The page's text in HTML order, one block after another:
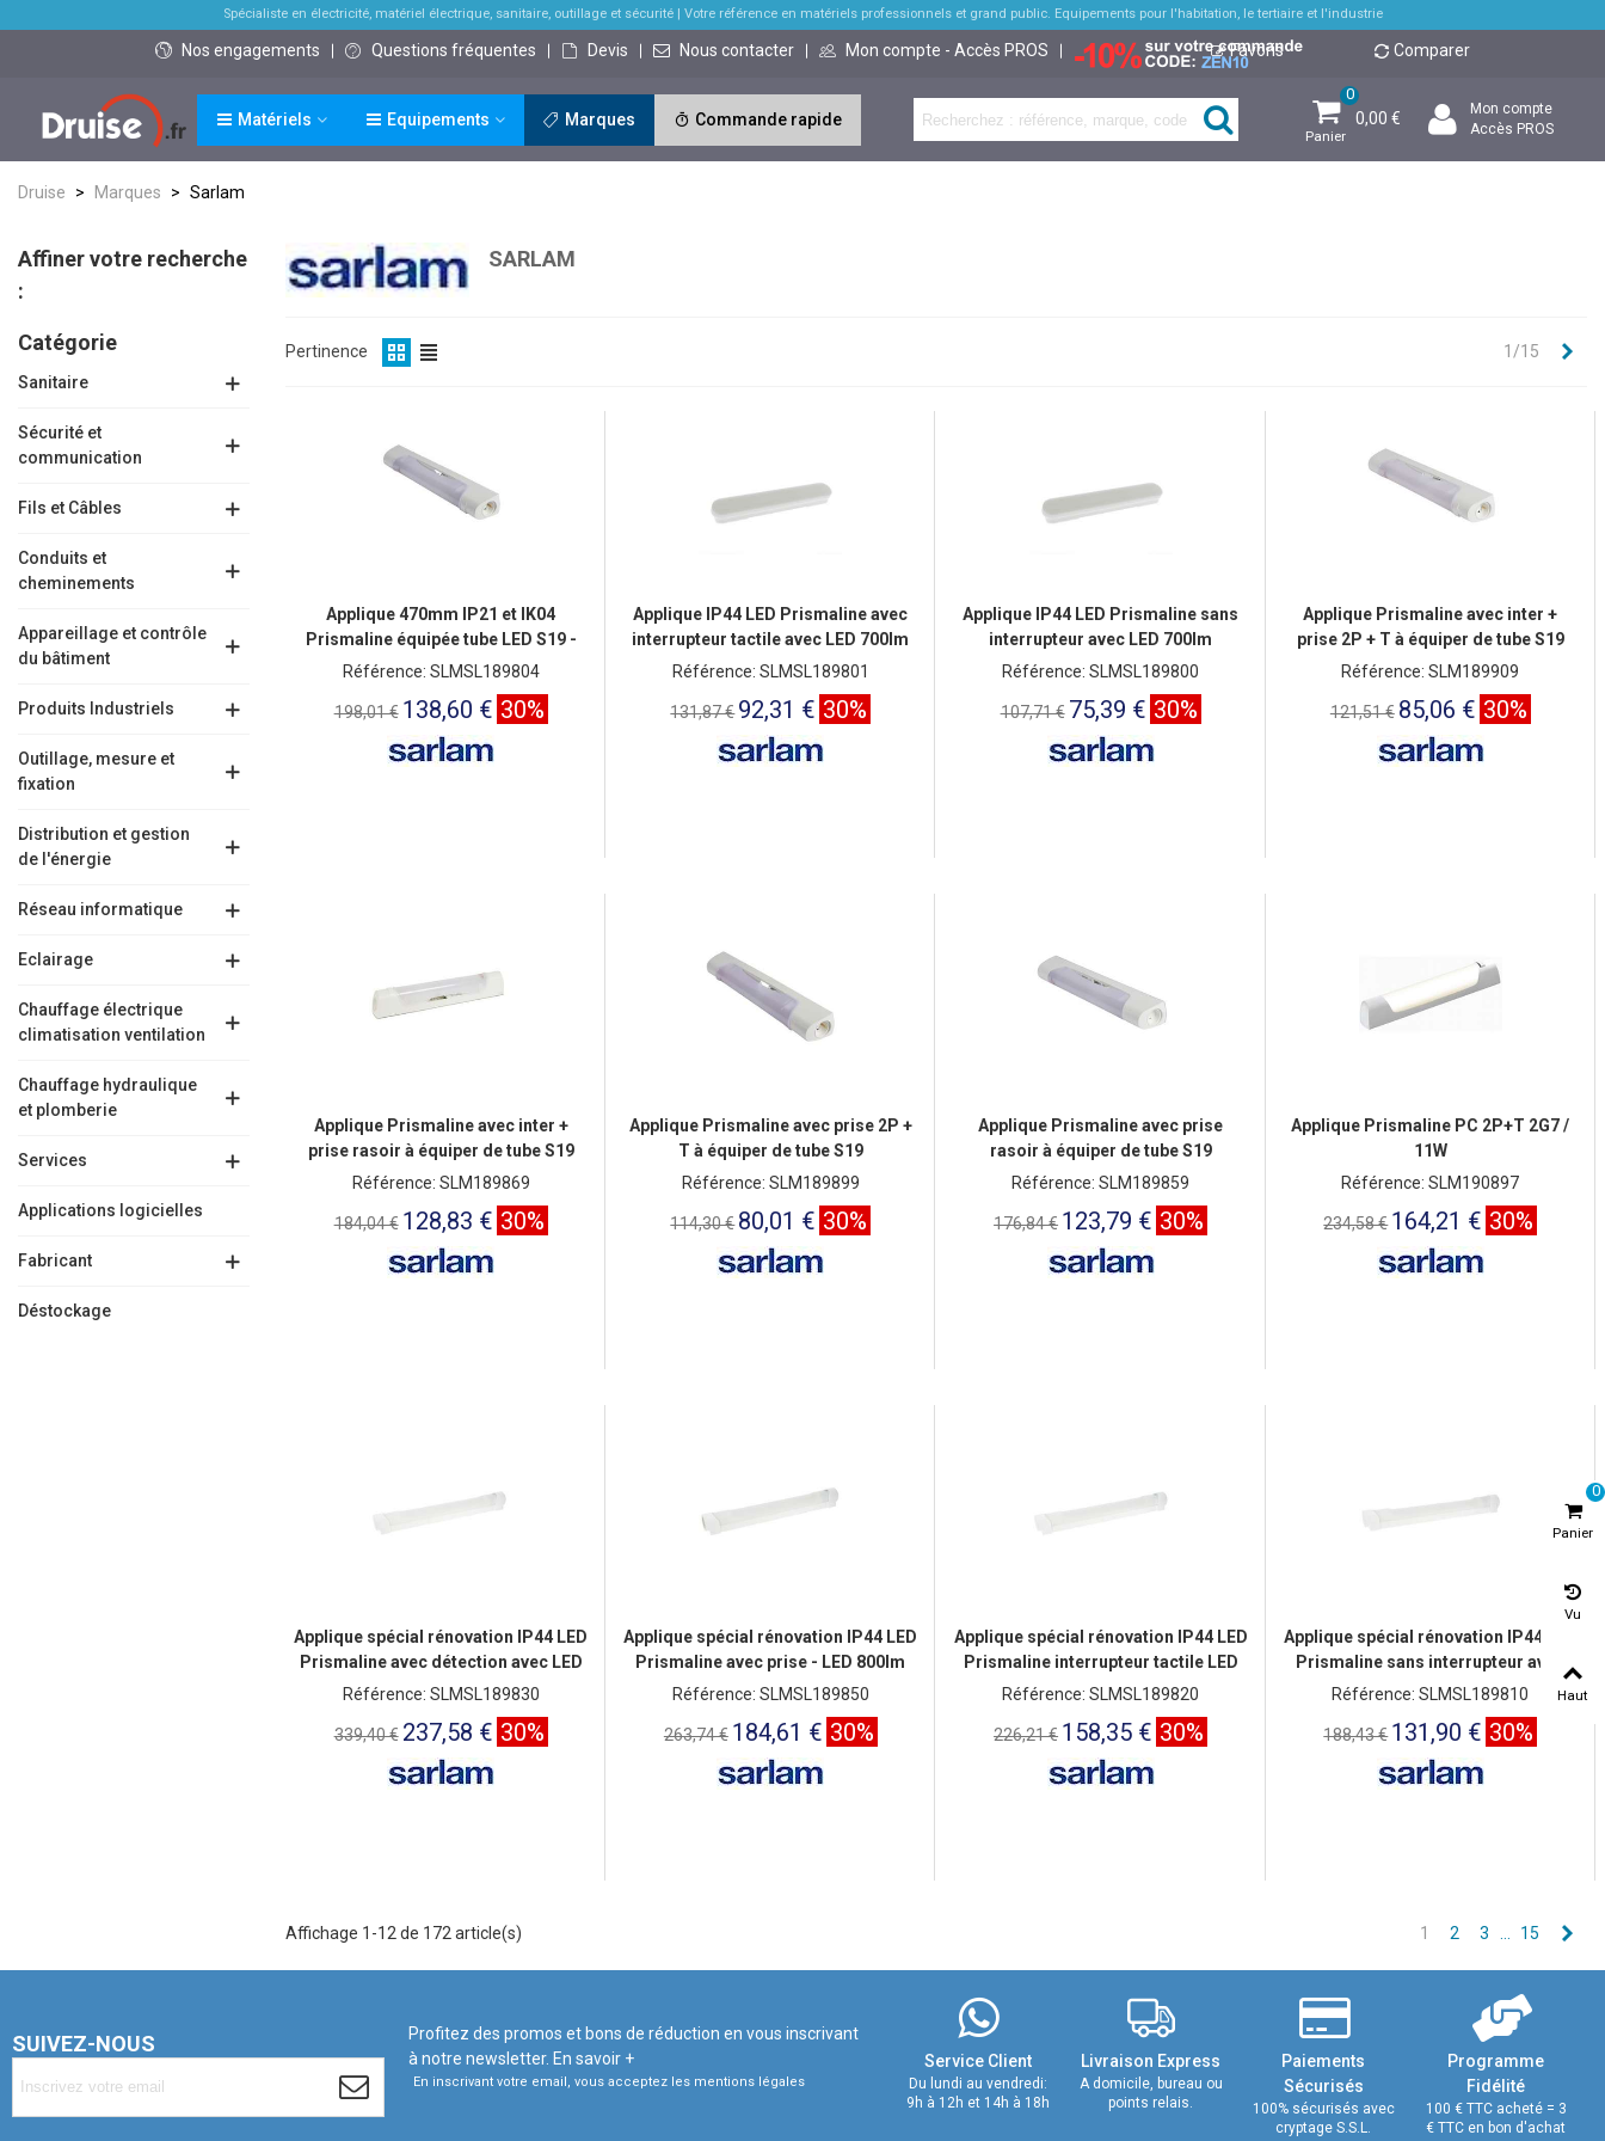
Spécialiste en électricité, matériel électrique, sanitaire, outillage et sécurité| Votre référence en matériels professionnels et grand public. Equipements pour l'habitation, le tertiaire et l'industrie
Nos engagements Questions fréquentes Devis Nous contacter Mon compte - Accès PROS Favoris Comparer
Matériels Equipements Marques Commande rapide
Panier
0
0,00 €
Mon compte
Accès PROS
Druise > Marques > Sarlam
Affiner votre recherche
:
Catégorie
Sanitaire
Sécurité et
communication
Fils et Câbles
Conduits et
cheminements
Appareillage et contrôle
du bâtiment
Produits Industriels
Outillage, mesure et
fixation
Distribution et gestion
de l'énergie
Réseau informatique
Eclairage
Chauffage électrique
climatisation ventilation
Chauffage hydraulique
et plomberie
Services
Applications logicielles
Fabricant
Déstockage
SARLAM
Pertinence 1/15
Applique 470mm IP21 et IK04
Prismaline équipée tube LED S19 -
inter et prise
Référence: SLMSL189804
198,01 € 138,60 € 30%
Applique IP44 LED Prismaline avec
interrupteur tactile avec LED 700lm
Référence: SLMSL189801
131,87 € 92,31 € 30%
Applique IP44 LED Prismaline sans
interrupteur avec LED 700lm
Référence: SLMSL189800
107,71 € 75,39 € 30%
Applique Prismaline avec inter +
prise 2P + T à équiper de tube S19
Référence: SLM189909
121,51 € 85,06 € 30%
Applique Prismaline avec inter +
prise rasoir à équiper de tube S19
Référence: SLM189869
184,04 € 128,83 € 30%
Applique Prismaline avec prise 2P +
T à équiper de tube S19
Référence: SLM189899
114,30 € 80,01 € 30%
Applique Prismaline avec prise
rasoir à équiper de tube S19
Référence: SLM189859
176,84 € 123,79 € 30%
Applique Prismaline PC 2P+T 2G7 /
11W
Référence: SLM190897
234,58 € 164,21 € 30%
Applique spécial rénovation IP44 LED
Prismaline avec détection avec LED
800lm
Référence: SLMSL189830
339,40 € 237,58 € 30%
Applique spécial rénovation IP44 LED
Prismaline avec prise - LED 800lm
Référence: SLMSL189850
263,74 € 184,61 € 30%
Applique spécial rénovation IP44 LED
Prismaline interrupteur tactile LED
800lm
Référence: SLMSL189820
226,21 € 158,35 € 30%
Applique spécial rénovation IP44 LED
Prismaline sans interrupteur avec
LED 800lm
Référence: SLMSL189810
188,43 € 131,90 € 30%
Affichage 1-12 de 172 article(s) 1 2 3 15
SUIVEZ-NOUS
Profitez des promos et bons de réduction en vous inscrivant
à notre newsletter. En savoir +
En inscrivant votre email, vous acceptez les mentions légales
Service Client
Du lundi au vendredi:
9h à 12h et 14h à 18h
Livraison Express
A domicile, bureau ou
points relais.
Paiements
Sécurisés
100% sécurisés avec
cryptage S.S.L.
Programme
Fidélité
100 € TTC acheté = 3
€ TTC en bon d'achat
Panier
0
Vu
Haut